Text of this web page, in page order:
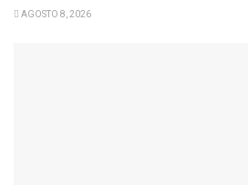
AGOSTO 8, 2026